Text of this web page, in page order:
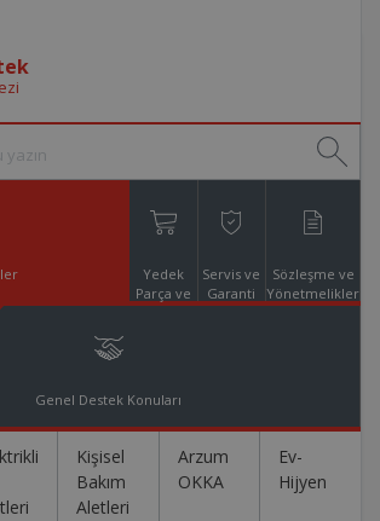
Yedek
Parça ve
Servis ve
Garanti
Sözleşme ve
Yönetmelikler
Genel Destek Konuları
Kişisel
Bakım
Aletleri
Arzum
OKKA
Ev-
Hijyen